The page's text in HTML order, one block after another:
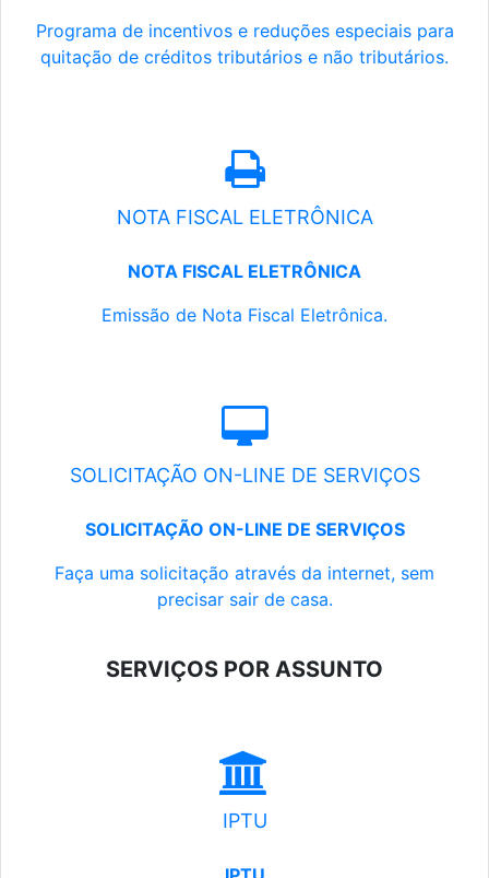
Programa de incentivos e reduções especiais para
quitação de créditos tributários e não tributários.
NOTA FISCAL ELETRÔNICA
NOTA FISCAL ELETRÔNICA
Emissão de Nota Fiscal Eletrônica.
SOLICITAÇÃO ON-LINE DE SERVIÇOS
SOLICITAÇÃO ON-LINE DE SERVIÇOS
Faça uma solicitação através da internet, sem
precisar sair de casa.
SERVIÇOS POR ASSUNTO
IPTU